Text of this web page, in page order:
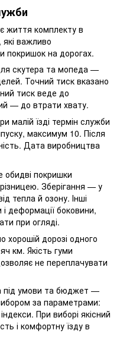
життя комплекту в
які важливо
покришок на дорогах.
скутера та мопеда —
Точний тиск вказано
тиск веде до
— до втрати хвату.
малій їзді термін служби
максимум 10. Після
Дата виробництва
обидві покришки
Зберігання — у
тепла й озону. Інші
деформації боковини,
при огляді.
хорошій дорозі одного
км. Якість гуми
не переплачувати
під умови та бюджет —
за параметрами:
При виборі якісний
і комфортну їзду в